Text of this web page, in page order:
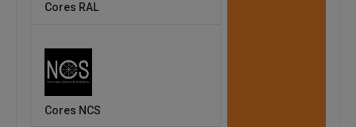
Cores RAL
Cores NCS